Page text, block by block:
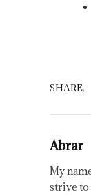
SHARE.
Abrar
My
strive to